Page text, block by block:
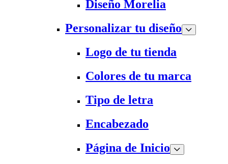
Diseño Morelia
Personalizar tu diseño
Logo de tu tienda
Colores de tu marca
Tipo de letra
Encabezado
Página de Inicio